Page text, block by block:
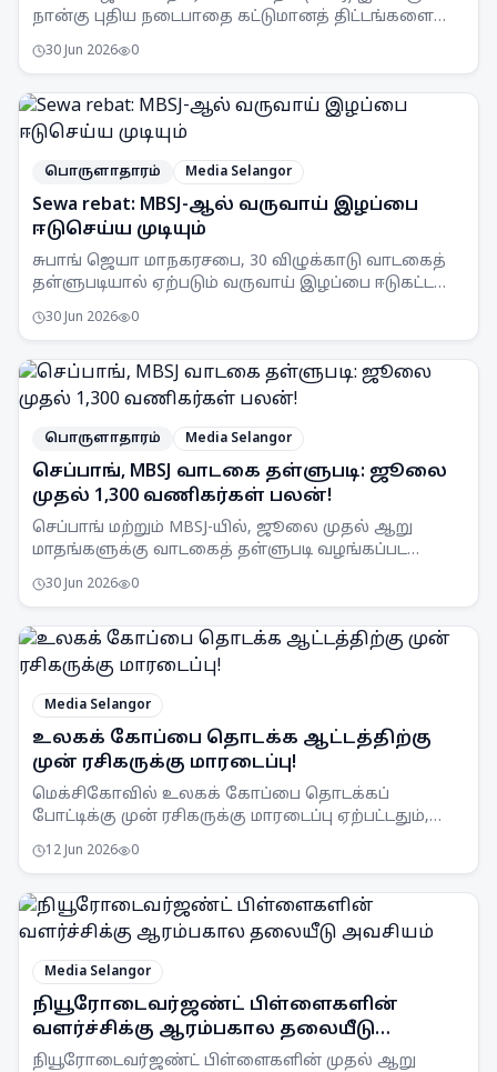
நான்கு புதிய நடைபாதை கட்டுமானத் திட்டங்களை
நிறைவடைந்தது குறிப்பிடத்தக்கது.
30 Jun 2026 0
பொருளாதாரம் Media Selangor
Sewa rebat: MBSJ-ஆல் வருவாய் இழப்பை
ஈடுசெய்ய முடியும்
சுபாங் ஜெயா மாநகரசபை, 30 விழுக்காடு வாடகைத்
தள்ளுபடியால் ஏற்படும் வருவாய் இழப்பை ஈடுகட்ட
சேமிப்புகள் மூலம் சாத்தியப்படும்.
30 Jun 2026 0
பொருளாதாரம் Media Selangor
செப்பாங், MBSJ வாடகை தள்ளுபடி: ஜூலை
முதல் 1,300 வணிகர்கள் பலன்!
செப்பாங் மற்றும் MBSJ-யில், ஜூலை முதல் ஆறு
மாதங்களுக்கு வாடகைத் தள்ளுபடி வழங்கப்பட
ஆதரவளிக்கும்.
30 Jun 2026 0
Media Selangor
உலகக் கோப்பை தொடக்க ஆட்டத்திற்கு
முன் ரசிகருக்கு மாரடைப்பு!
மெக்சிகோவில் உலகக் கோப்பை தொடக்கப்
போட்டிக்கு முன் ரசிகருக்கு மாரடைப்பு ஏற்பட்டதும்,
எழுப்பியுள்ளது.
12 Jun 2026 0
Media Selangor
நியூரோடைவர்ஜண்ட் பிள்ளைகளின்
வளர்ச்சிக்கு ஆரம்பகால தலையீடு
அவசியம்
நியூரோடைவர்ஜண்ட் பிள்ளைகளின் முதல் ஆறு